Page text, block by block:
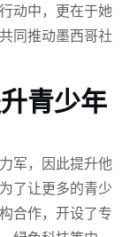
动中，更在于她
同推动墨西哥社
青少年
军，因此提升他
了让更多的青少
合作，开设了专